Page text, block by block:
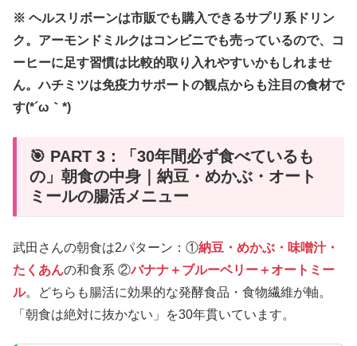
※ ヘルスリボーンは市販でも購入できるサプリ系ドリン
ク。アーモンドミルクはコンビニでも売っているので、コ
ーヒーに足す習慣は比較的取り入れやすいかもしれませ
ん。ハチミツは免疫力サポートの観点からも注目の食材で
す(*´ω｀*)
🎯 PART 3：「30年間必ず食べているも
の」朝食の中身｜納豆・めかぶ・オート
ミールの腸活メニュー
武田さんの朝食は2パターン：①納豆・めかぶ・味噌汁・
たくあんの和食系 ②バナナ＋ブルーベリー＋オートミー
ル。どちらも腸活に効果的な発酵食品・食物繊維が軸。
「朝食は絶対に抜かない」を30年貫いています。